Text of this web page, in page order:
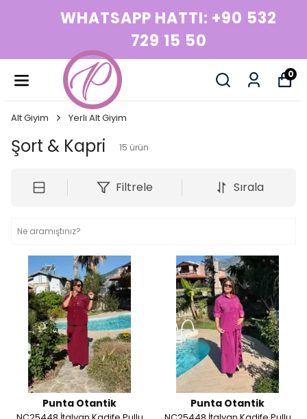
WHATSAPP HATTI: +90 532
729 15 50
0
Alt Giyim Yerli Alt Giyim
Şort & Kapri 15 ürün
Filtrele Sırala
Punta Otantik Punta Otantik